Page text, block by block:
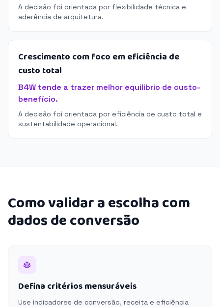
A decisão foi orientada por flexibilidade técnica e
aderência de arquitetura.
Crescimento com foco em eficiência de
custo total
B4W tende a trazer melhor equilíbrio de custo-
benefício.
A decisão foi orientada por eficiência de custo total e
sustentabilidade operacional.
Como validar a escolha com
dados de conversão
Defina critérios mensuráveis
Use indicadores de conversão, receita e eficiência